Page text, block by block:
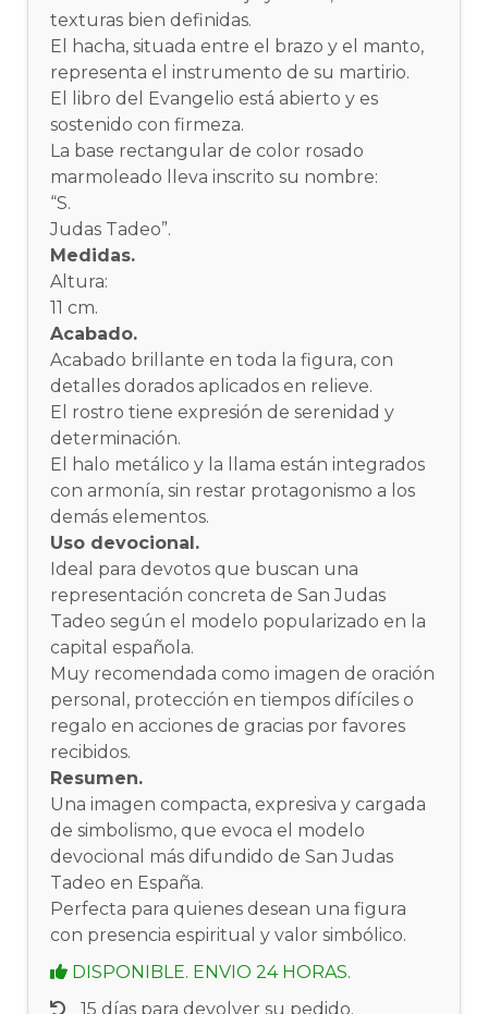
texturas bien definidas.
El hacha, situada entre el brazo y el manto,
representa el instrumento de su martirio.
El libro del Evangelio está abierto y es
sostenido con firmeza.
La base rectangular de color rosado
marmoleado lleva inscrito su nombre:
“S.
Judas Tadeo”.
Medidas.
Altura:
11 cm.
Acabado.
Acabado brillante en toda la figura, con
detalles dorados aplicados en relieve.
El rostro tiene expresión de serenidad y
determinación.
El halo metálico y la llama están integrados
con armonía, sin restar protagonismo a los
demás elementos.
Uso devocional.
Ideal para devotos que buscan una
representación concreta de San Judas
Tadeo según el modelo popularizado en la
capital española.
Muy recomendada como imagen de oración
personal, protección en tiempos difíciles o
regalo en acciones de gracias por favores
recibidos.
Resumen.
Una imagen compacta, expresiva y cargada
de simbolismo, que evoca el modelo
devocional más difundido de San Judas
Tadeo en España.
Perfecta para quienes desean una figura
con presencia espiritual y valor simbólico.
DISPONIBLE. ENVIO 24 HORAS.
15 días para devolver su pedido.